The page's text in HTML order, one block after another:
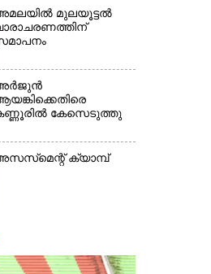
മുലയൂട്ടൽ
കേസെടുത്തു
ക്യാമ്പ്